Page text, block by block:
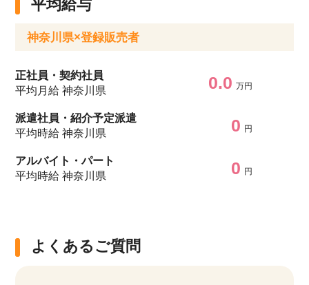
平均給与
神奈川県×登録販売者
正社員・契約社員
平均月給 神奈川県
0.0 万円
派遣社員・紹介予定派遣
平均時給 神奈川県
0 円
アルバイト・パート
平均時給 神奈川県
0 円
よくあるご質問